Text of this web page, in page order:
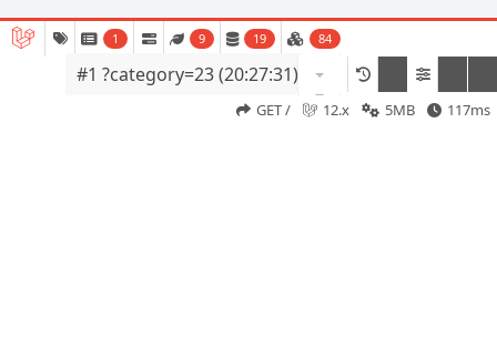
123 456 789
123 456 789
1 9 19 84
#1 ?category=23 (20:27:31)
▾
117ms
5MB
12.x
GET /